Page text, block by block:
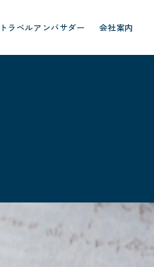
トラベルアンバサダー 会社案内